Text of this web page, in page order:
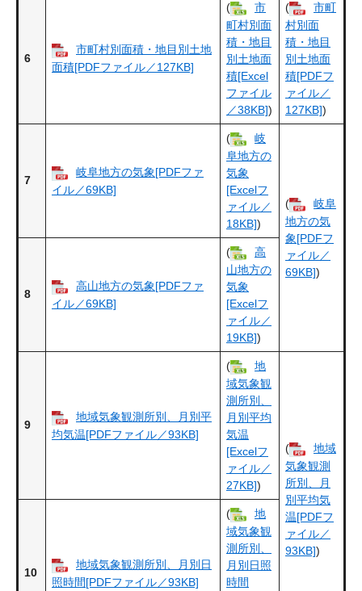
6
市町村別面積・地目別土地
面積[PDFファイル／127KB]
(
市
町村別面
積・地目
別土地面
積[Excel
ファイル
／38KB])
(
市町
村別面
積・地目
別土地面
積[PDFフ
ァイル／
127KB])
7
岐阜地方の気象[PDFファ
イル／69KB]
(
岐
阜地方の
気象
[Excelフ
ァイル／
18KB])
(
岐阜
地方の気
象[PDFフ
ァイル／
69KB])
8
高山地方の気象[PDFファ
イル／69KB]
(
高
山地方の
気象
[Excelフ
ァイル／
19KB])
9
地域気象観測所別、月別平
均気温[PDFファイル／93KB]
(
地
域気象観
測所別、
月別平均
気温
[Excelフ
ァイル／
27KB])
(
地域
気象観測
所別、月
別平均気
温[PDFフ
ァイル／
93KB])
10
地域気象観測所別、月別日
照時間[PDFファイル／93KB]
(
地
域気象観
測所別、
月別日照
時間